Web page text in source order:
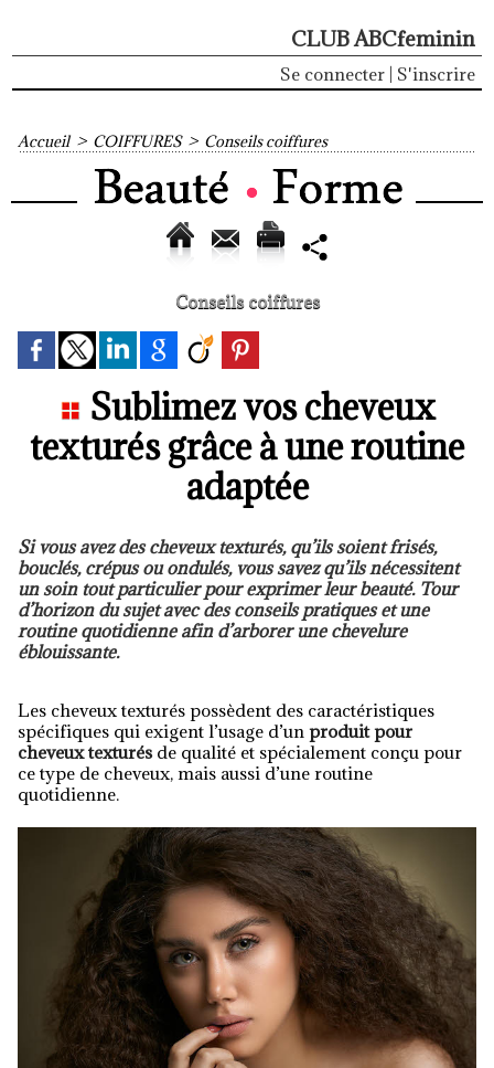
CLUB ABCfeminin
Se connecter S'inscrire
Accueil > COIFFURES > Conseils coiffures
Conseils coiffures
Sublimez vos cheveux
texturés grâce à une routine
adaptée
Si vous avez des cheveux texturés, qu’ils soient frisés,
bouclés, crépus ou ondulés, vous savez qu’ils nécessitent
un soin tout particulier pour exprimer leur beauté. Tour
d’horizon du sujet avec des conseils pratiques et une
routine quotidienne afin d’arborer une chevelure
éblouissante.
Les cheveux texturés possèdent des caractéristiques
spécifiques qui exigent l’usage d’un produit pour
cheveux texturésde qualité et spécialement conçu pour
ce type de cheveux, mais aussi d’une routine
quotidienne.